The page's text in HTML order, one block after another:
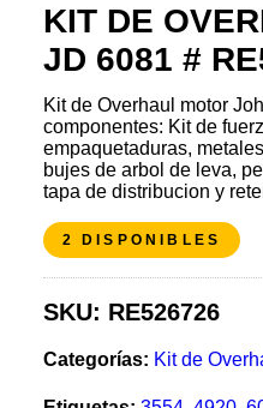
KIT DE
JD 6081 #
Kit de Overhaul motor
componentes: Kit de
empaquetaduras,
bujes de arbol de leva,
tapa de distribucion y
2 DISPONIBLES
SKU: RE526726
Categorías: Kit de